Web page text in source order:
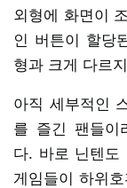
외형에 화면이
인 버튼이 할당
형과 크게 다르
아직 세부적인
를 즐긴 팬들이
다. 바로 닌텐도
게임들이 하위